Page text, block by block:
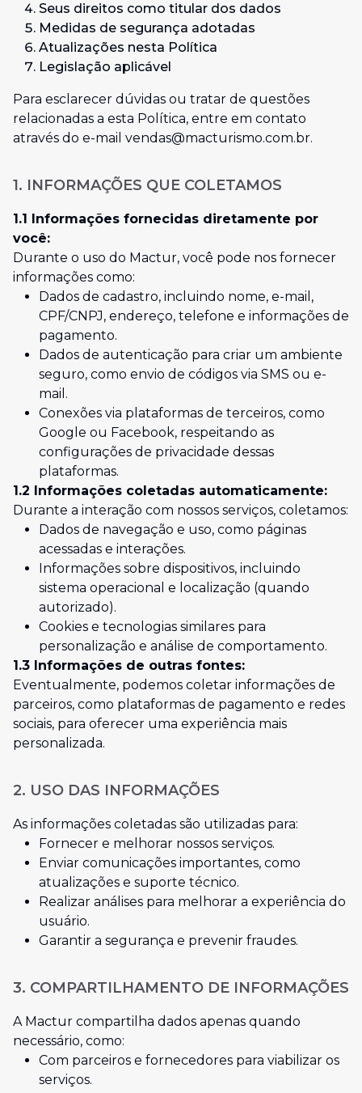
Seus direitos como titular dos dados
Medidas de segurança adotadas
Atualizações nesta Política
Legislação aplicável
Para esclarecer dúvidas ou tratar de questões
relacionadas a esta Política, entre em contato
através do e-mail vendas@macturismo.com.br.
1. INFORMAÇÕES QUE COLETAMOS
1.1 Informações fornecidas diretamente por
você:
Durante o uso do Mactur, você pode nos fornecer
informações como:
Dados de cadastro, incluindo nome, e-mail,
CPF/CNPJ, endereço, telefone e informações de
pagamento.
Dados de autenticação para criar um ambiente
seguro, como envio de códigos via SMS ou e-
mail.
Conexões via plataformas de terceiros, como
Google ou Facebook, respeitando as
configurações de privacidade dessas
plataformas.
1.2 Informações coletadas automaticamente:
Durante a interação com nossos serviços, coletamos:
Dados de navegação e uso, como páginas
acessadas e interações.
Informações sobre dispositivos, incluindo
sistema operacional e localização (quando
autorizado).
Cookies e tecnologias similares para
personalização e análise de comportamento.
1.3 Informações de outras fontes:
Eventualmente, podemos coletar informações de
parceiros, como plataformas de pagamento e redes
sociais, para oferecer uma experiência mais
personalizada.
2. USO DAS INFORMAÇÕES
As informações coletadas são utilizadas para:
Fornecer e melhorar nossos serviços.
Enviar comunicações importantes, como
atualizações e suporte técnico.
Realizar análises para melhorar a experiência do
usuário.
Garantir a segurança e prevenir fraudes.
3. COMPARTILHAMENTO DE INFORMAÇÕES
A Mactur compartilha dados apenas quando
necessário, como:
Com parceiros e fornecedores para viabilizar os
serviços.